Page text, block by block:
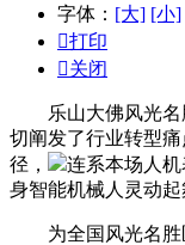
字体： [大] [小]
打印
关闭
乐山大佛风光名胜
切阐发了行业转型
径，
连系本场人
身智能机械人灵动
为全国风光名胜区